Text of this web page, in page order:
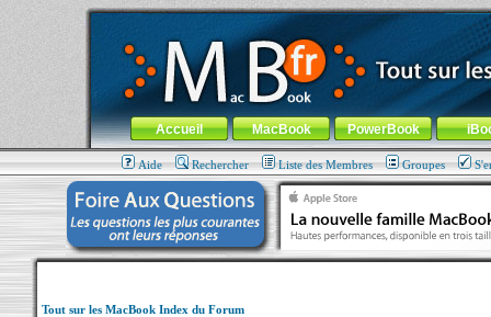
MacBook-fr.com : 100% Apple... 100% nomade !
Aller au contenu-Aller au menu général-Aller au menu de
Menu général
Accueil MacBook PowerBook
Aide Rechercher Liste des Membres Groupes
Tout sur les MacBook Index du Forum